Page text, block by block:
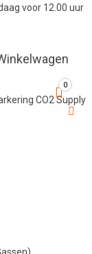
voor 12.00 uur
0
CO2 Supply